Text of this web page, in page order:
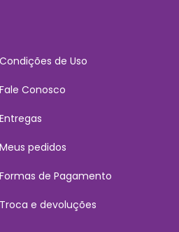
Condições de Uso
Fale Conosco
Entregas
Meus pedidos
Formas de Pagamento
Troca e devoluções